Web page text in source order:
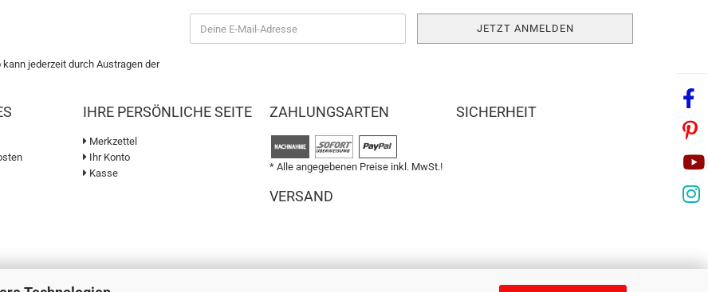
jederzeit durch Austragen der
IHRE PERSÖNLICHE SEITE
Merkzettel
Ihr Konto
Kasse
ZAHLUNGSARTEN
* Alle angegebenen Preise inkl. MwSt.!
VERSAND
SICHERHEIT